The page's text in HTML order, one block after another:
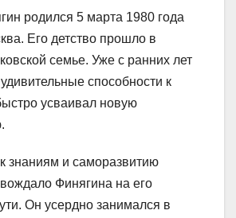
родился 5 марта 1980 года
Его детство прошло в
семье. Уже с ранних лет
способности к
усваивал новую
знаниям и саморазвитию
Финягина на его
Он усердно занимался в